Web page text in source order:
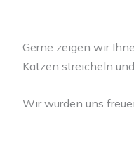
Gerne zeigen wir
Katzen streicheln
Wir würden uns